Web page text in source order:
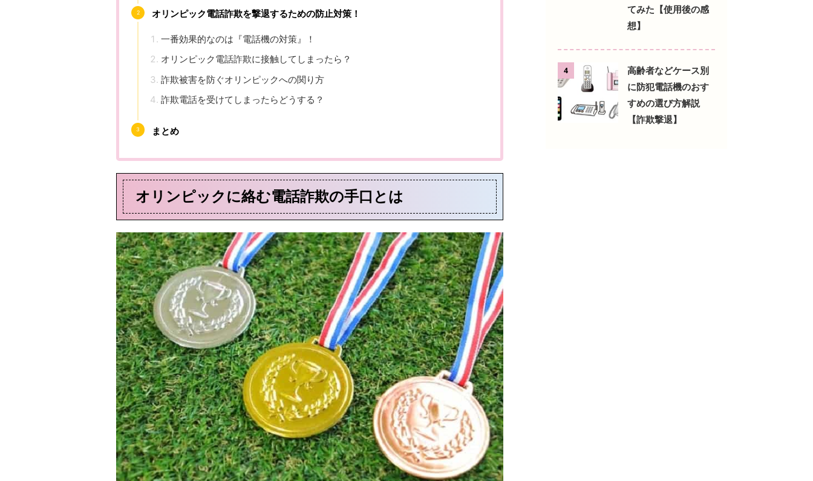
オリンピック電話詐欺を撃退するための防止対策！
一番効果的なのは『電話機の対策』！
オリンピック電話詐欺に接触してしまったら？
詐欺被害を防ぐオリンピックへの関り方
詐欺電話を受けてしまったらどうする？
まとめ
オリンピックに絡む電話詐欺の手口とは
てみた【使用後の感
想】
4
高齢者などケース別
に防犯電話機のおす
すめの選び方解説
【詐欺撃退】